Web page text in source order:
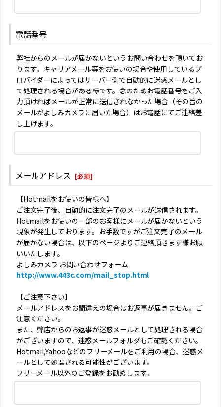
電話番号
弊社からのメールが届かないというお問い合わせを頂いてお
ります。キャリアメール等をお使いの場合や使用しているプ
ロバイダーによってはサーバー側で自動的に迷惑メールとし
て処理される場合がある様です。念のためお電話番号をご入
力頂ければメールが正常に送信されなかった場合（その旨の
メールがよしみカメラに届いた場合）はお電話にてご連絡差
し上げます。
メールアドレス [必須]
【Hotmailをお使いの皆様へ】
ご注文完了後、自動的に注文完了のメールが送信されます。
Hotmailをお使いの一部のお客様にメールが届かないという
現象が発生しております。お手数ですがご注文完了のメール
が届かない場合は、以下のページよりご連絡頂きます様お願
いいたします。
よしみカメラ お問い合わせフォーム
http://www.443c.com/mail_stop.html
【ご注意下さい】
メールアドレスをお間違えの場合はお返事が届きません。ご
注意ください。
また、弊店からのお返事が迷惑メールとして処理される場合
がございますので、迷惑メールフォルダもご確認ください。
Hotmail,Yahooなどのフリーメールをご利用の場合、迷惑メ
ールとして処理される可能性がございます。
フリーメール以外のご登録をお勧めします。